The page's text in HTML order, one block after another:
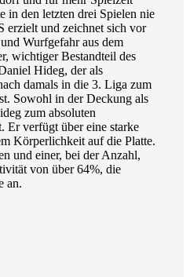
in den letzten drei Spielen nie
erzielt und zeichnet sich vor
Wurfgefahr aus dem
wichtiger Bestandteil des
Hideg, der als
damals in die 3. Liga zum
Sowohl in der Deckung als
zum absoluten
Er verfügt über eine starke
Körperlichkeit auf die Platte.
und einer, bei der Anzahl,
von über 64%, die
an.